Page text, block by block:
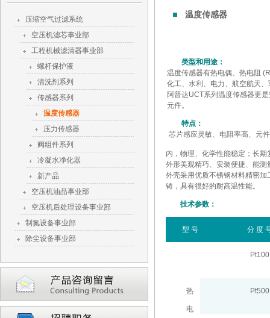
压缩空气过滤系统
空压机滤芯事业部
工程机械滤清器事业部
螺杆保护液
清洗剂系列
传感器系列
温度传感器
压力传感器
阀组件系列
冷凝水净化器
新产品
空压机油品事业部
空压机后处理设备事业部
制氮设备事业部
除尘设备事业部
温度传感器
类型和用途：
温度传感器有热电偶、热电阻
化工、水利、电力、航空航天
阿普达UCT系列温度传感器更
元件。
特点：
芯片感应灵敏、电阻率高、元
内，物理、化学性能稳定；长
外形美观精巧、安装便捷、能
外壳采用优质不锈钢材料精密
铸，具有很好的耐高温性能。
技术参数：
型 号 分 度
热
电
Pt100
Pt500